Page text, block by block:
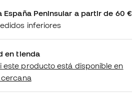
España Peninsular a partir de 60 €
inferiores
en tienda
este producto está disponible en